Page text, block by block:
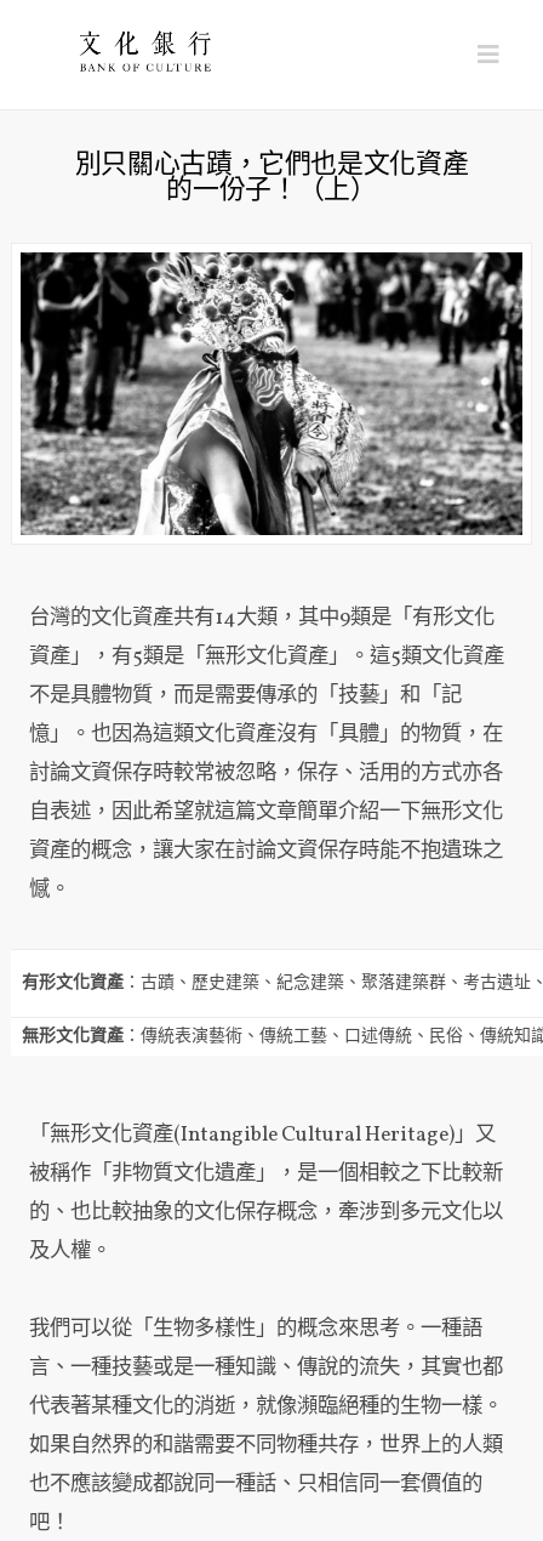
別只關心古蹟，它們也是文化資產
的一份子！（上）
台灣的文化資產共有14大類，其中9類是「有形文化
資產」，有5類是「無形文化資產」。這5類文化資產
不是具體物質，而是需要傳承的「技藝」和「記
憶」。也因為這類文化資產沒有「具體」的物質，在
討論文資保存時較常被忽略，保存、活用的方式亦各
自表述，因此希望就這篇文章簡單介紹一下無形文化
資產的概念，讓大家在討論文資保存時能不抱遺珠之
憾。
有形文化資產：古蹟、歷史建築、紀念建築、聚落建築群、考古遺址
無形文化資產：傳統表演藝術、傳統工藝、口述傳統、民俗、傳統知
「無形文化資產(Intangible Cultural Heritage)」又
被稱作「非物質文化遺產」，是一個相較之下比較新
的、也比較抽象的文化保存概念，牽涉到多元文化以
及人權。
我們可以從「生物多樣性」的概念來思考。一種語
言、一種技藝或是一種知識、傳說的流失，其實也都
代表著某種文化的消逝，就像瀕臨絕種的生物一樣。
如果自然界的和諧需要不同物種共存，世界上的人類
也不應該變成都說同一種話、只相信同一套價值的
吧！